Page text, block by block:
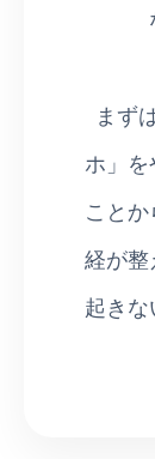
まず
ホ」
こと
経が
起き